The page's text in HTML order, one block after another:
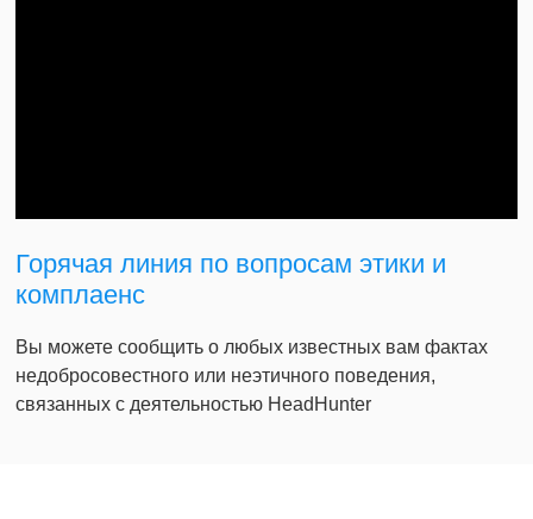
Горячая линия по вопросам этики и
комплаенс
Вы можете сообщить о любых известных вам фактах
недобросовестного или неэтичного поведения,
связанных с деятельностью HeadHunter